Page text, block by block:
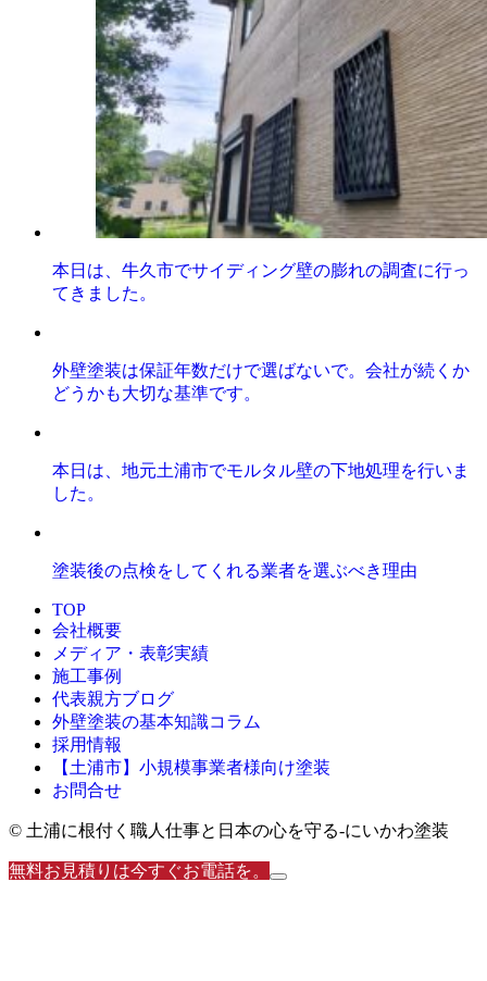
本日は、牛久市でサイディング壁の膨れの調査に行っ
てきました。
外壁塗装は保証年数だけで選ばないで。会社が続くか
どうかも大切な基準です。
本日は、地元土浦市でモルタル壁の下地処理を行いま
した。
塗装後の点検をしてくれる業者を選ぶべき理由
TOP
会社概要
メディア・表彰実績
施工事例
代表親方ブログ
外壁塗装の基本知識コラム
採用情報
【土浦市】小規模事業者様向け塗装
お問合せ
© 土浦に根付く職人仕事と日本の心を守る‐にいかわ塗装
無料お見積りは今すぐお電話を。